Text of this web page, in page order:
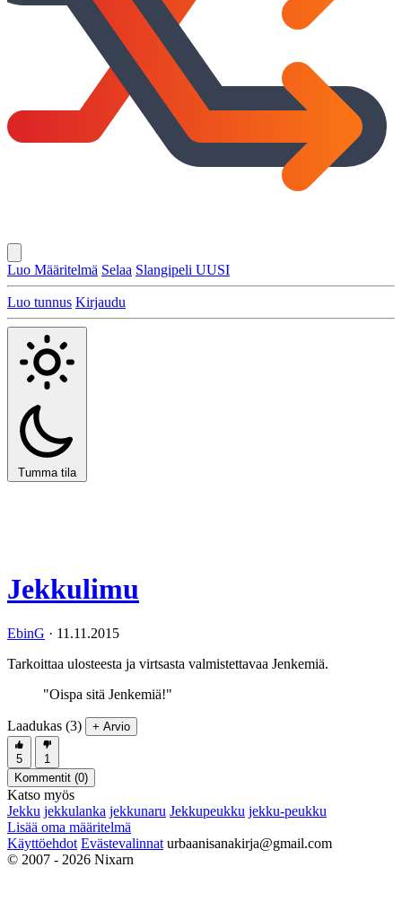
Luo Määritelmä Selaa Slangipeli UUSI
Luo tunnus Kirjaudu
Tumma tila
Jekkulimu
EbinG · 11.11.2015
Tarkoittaa ulosteesta ja virtsasta valmistettavaa Jenkemiä.
"Oispa sitä Jenkemiä!"
Laadukas (3) + Arvio
5
1
Kommentit (0)
Katso myös
Jekku jekkulanka jekkunaru Jekkupeukku jekku-peukku
Lisää oma määritelmä
Käyttöehdot Evästevalinnat urbaanisanakirja@gmail.com
© 2007 - 2026 Nixarn